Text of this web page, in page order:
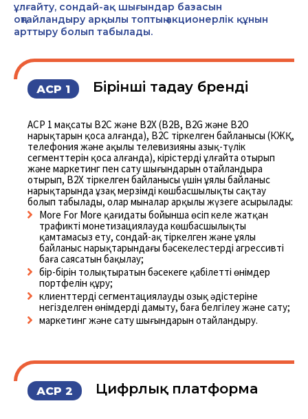
ұлғайту, сондай-ақ шығындар базасын
оңтайландыру арқылы топтың акционерлік құнын
арттыру болып табылады.
АСР 1 Бірінші таңдау бренді
АСР 1 мақсаты B2C және В2Х (B2B, B2G және В2О
нарықтарын қоса алғанда), B2C тіркелген байланысы (КЖҚ,
телефония және ақылы телевизияның азық-түлік
сегменттерін қоса алғанда), кірістерді ұлғайта отырып
және маркетинг пен сату шығындарын оңтайландыра
отырып, В2Х тіркелген байланысы үшін ұялы байланыс
нарықтарында ұзақ мерзімді көшбасшылықты сақтау
болып табылады, олар мыналар арқылы жүзеге асырылады:
More For More қағидаты бойынша өсіп келе жатқан
трафикті монетизациялауда көшбасшылықты
қамтамасыз ету, сондай-ақ тіркелген және ұялы
байланыс нарықтарындағы бәсекелестердің агрессивті
баға саясатын бақылау;
бір-бірін толықтыратын бәсекеге қабілетті өнімдер
портфелін құру;
клиенттерді сегментациялаудың озық әдістеріне
негізделген өнімдерді дамыту, баға белгілеу және сату;
маркетинг және сату шығындарын оңтайландыру.
АСР 2 Цифрлық платформа